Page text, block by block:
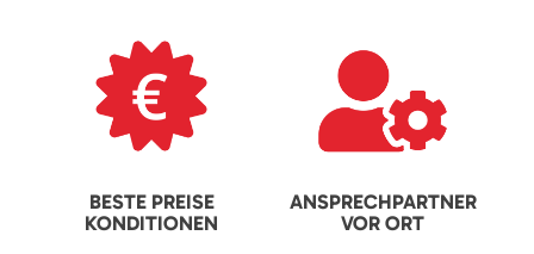
BESTE PREISE
KONDITIONEN
ANSPRECHPARTNER
VOR ORT